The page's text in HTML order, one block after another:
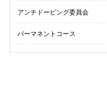
アンチドーピング委員会
パーマネントコース